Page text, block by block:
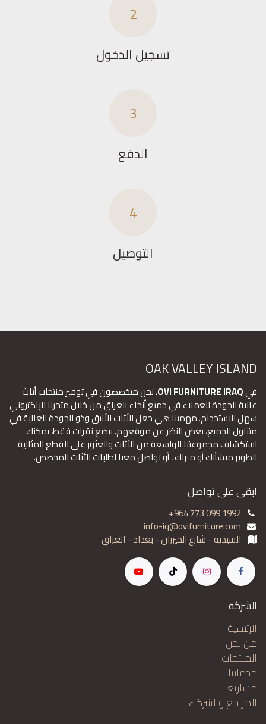
4
التوصيل
3
الدفع
2
تسجيل الدخول
OAK VALLEY ISLAND
فيOVI FURNITURE IRAQ، نحن متخصصون في توفير منتجات أثاث
عالية الجودة للعملاء في جميع أنحاء العراق من خلال متجرنا الإلكتروني
سهل الاستخدام. مهمتنا هي جعل الأثاث الأنيق وذو الجودة العالية في
متناول الجميع، بغض النظر عن موقعهم. ببضع نقرات فقط، يمكنك
استكشاف مجموعتنا الواسعة من الأثاث والعثور على القطع المثالية
لتطوير منشأتك أو منزلك ، أو تواصل معنا لطلبات الأثاث المخصص.
ابقى على تواصل
+964 773 099 1992
info-iq@ovifurniture.com
السيدية - شارع الخيزران - بغداد - العراق
الشركة
الرئيسية
من نحن
المنتجات
خدماتنا
مشاريعنا
المراجع والشركاء